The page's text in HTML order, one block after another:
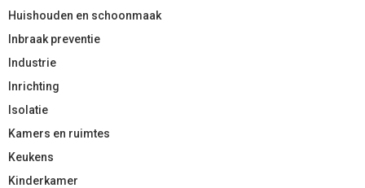
Huishouden en schoonmaak
Inbraak preventie
Industrie
Inrichting
Isolatie
Kamers en ruimtes
Keukens
Kinderkamer